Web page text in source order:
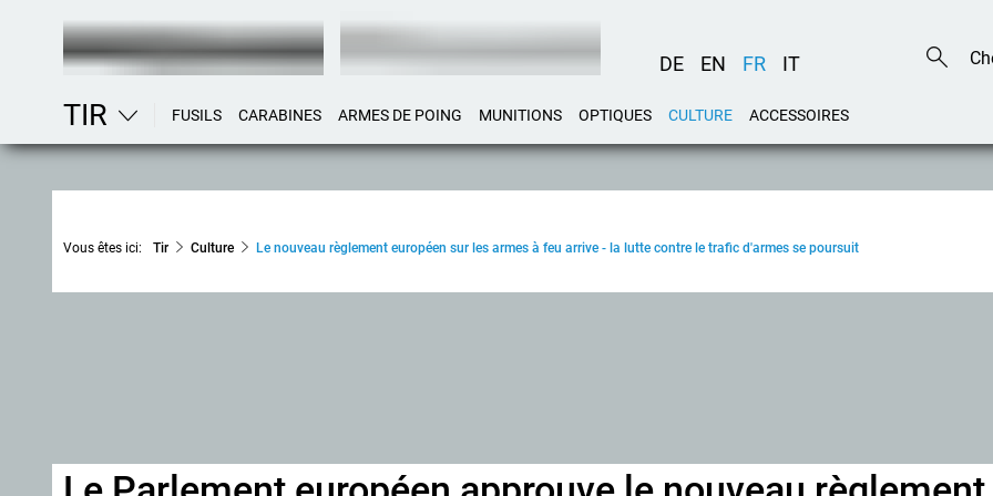
DE EN FR IT
TIR FUSILS CARABINES ARMES DE POING MUNITIONS OPTIQUES CULTURE ACCESSOIRES
Vous êtes ici: Tir Culture Le nouveau règlement européen sur les armes à feu arrive - la lutte contre le trafic d'armes se poursuit